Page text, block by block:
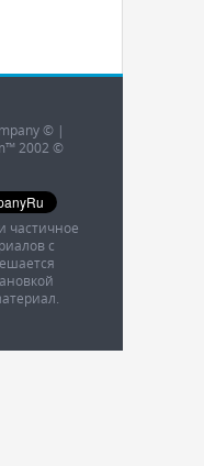
© |
2002 ©
частичное
с